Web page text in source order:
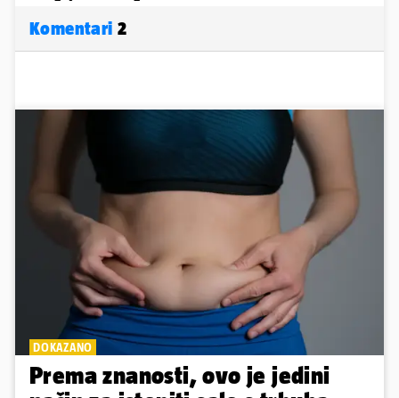
Komentari 2
DOKAZANO
Prema znanosti, ovo je jedini